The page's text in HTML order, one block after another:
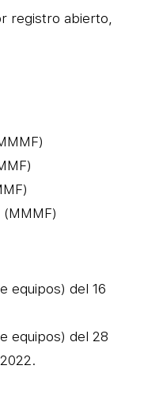
registro abierto,
equipos) del 16
equipos) del 28